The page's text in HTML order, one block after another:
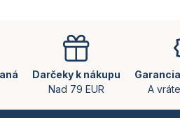
Darčeky k nákupu
Nad 79 EUR
A